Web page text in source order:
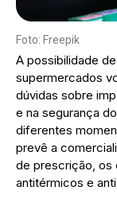
Foto: Freepik
A possibilidade
supermercados
dúvidas sobre
e na segurança
diferentes
prevê a
de prescrição, os
antitérmicos e